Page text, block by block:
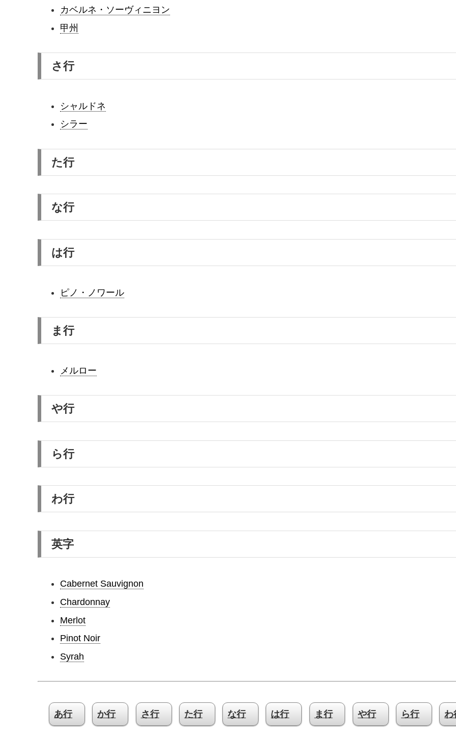
カベルネ・ソーヴィニヨン
甲州
さ行
シャルドネ
シラー
た行
な行
は行
ピノ・ノワール
ま行
メルロー
や行
ら行
わ行
英字
Cabernet Sauvignon
Chardonnay
Merlot
Pinot Noir
Syrah
あ行 か行 さ行 た行 な行 は行 ま行 や行 ら行 わ